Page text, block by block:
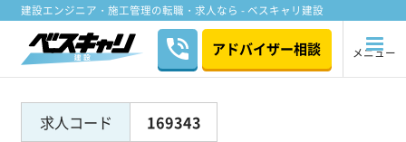
建設エンジニア・施工管理の転職・求人なら - ベスキャリ建設
アドバイザー相談 メニュー
求人コード 169343